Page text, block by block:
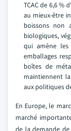
TCAC de 6,6 %
au mieux-être
boissons non
biologiques,
qui amène
emballages
boîtes de
maintiennent
aux politiques
En Europe, le
marché
de la demande